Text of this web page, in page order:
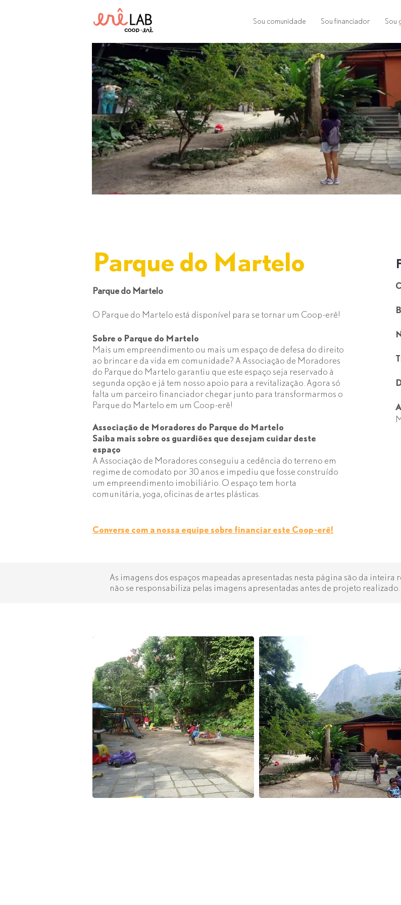
Sou comunidade Sou financiador Sou
Parque do Martelo
Parque do Martelo
O Parque do Martelo está disponível para se tornar um Coop-erê!
Sobre o Parque do Martelo
Mais um empreendimento ou mais um espaço de defesa do direito
ao brincar e da vida em comunidade? A Associação de Moradores
do Parque do Martelo garantiu que este espaço seja reservado à
segunda opção e já tem nosso apoio para a revitalização. Agora só
falta um parceiro financiador chegar junto para transformarmos o
Parque do Martelo em um Coop-erê!
Associação de Moradores do Parque do Martelo
Saiba mais sobre os guardiões que desejam cuidar deste
espaço
A Associação de Moradores conseguiu a cedência do terreno em
regime de comodato por 30 anos e impediu que fosse construído
um empreendimento imobiliário. O espaço tem horta
comunitária, yoga, oficinas de artes plásticas.
Converse com a nossa equipe sobre financiar este Coop-erê!
As imagens dos espaços mapeadas apresentadas nesta página são da
não se responsabiliza pelas imagens apresentadas antes de projeto realizado.